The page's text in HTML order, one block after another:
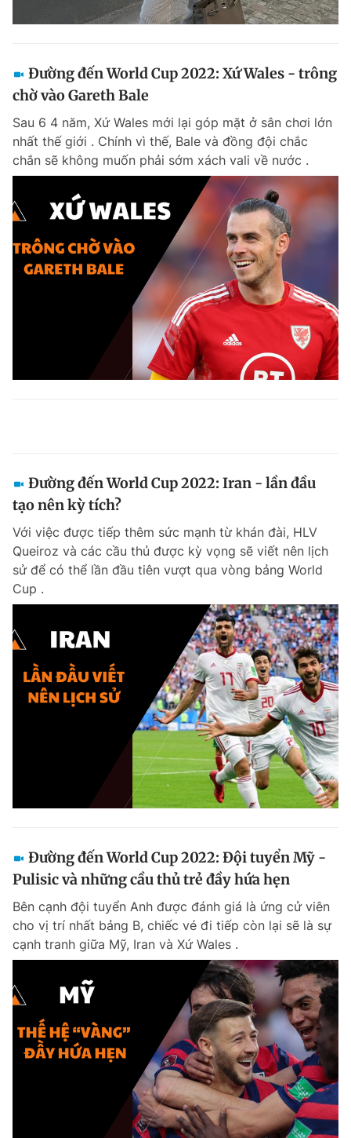
Đường đến World Cup 2022: Xứ Wales - trông
chờ vào Gareth Bale
Sau 6 4 năm, Xứ Wales mới lại góp mặt ở sân chơi lớn
nhất thế giới . Chính vì thế, Bale và đồng đội chắc
chắn sẽ không muốn phải sớm xách vali về nước .
Đường đến World Cup 2022: Iran - lần đầu
tạo nên kỳ tích?
Với việc được tiếp thêm sức mạnh từ khán đài, HLV
Queiroz và các cầu thủ được kỳ vọng sẽ viết nên lịch
sử để có thể lần đầu tiên vượt qua vòng bảng World
Cup .
Đường đến World Cup 2022: Đội tuyển Mỹ -
Pulisic và những cầu thủ trẻ đầy hứa hẹn
Bên cạnh đội tuyển Anh được đánh giá là ứng cử viên
cho vị trí nhất bảng B, chiếc vé đi tiếp còn lại sẽ là sự
cạnh tranh giữa Mỹ, Iran và Xứ Wales .